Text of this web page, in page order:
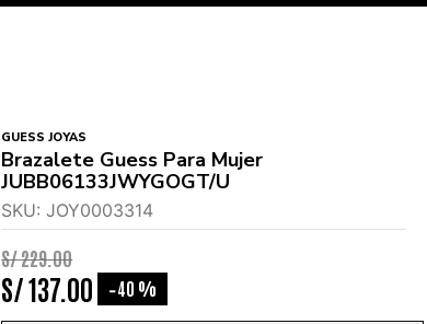
GUESS JOYAS
Brazalete Guess Para Mujer
JUBB06133JWYGOGT/U
SKU:JOY0003314
S/229.00
S/137. 00 -40 %